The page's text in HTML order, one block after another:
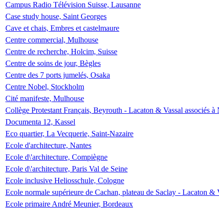
Campus Radio Télévision Suisse, Lausanne
Case study house, Saint Georges
Cave et chais, Embres et castelmaure
Centre commercial, Mulhouse
Centre de recherche, Holcim, Suisse
Centre de soins de jour, Bègles
Centre des 7 ports jumelés, Osaka
Centre Nobel, Stockholm
Cité manifeste, Mulhouse
Collège Protestant Français, Beyrouth - Lacaton & Vassal associés
Documenta 12, Kassel
Eco quartier, La Vecquerie, Saint-Nazaire
Ecole d'architecture, Nantes
Ecole d\'architecture, Compiègne
Ecole d\'architecture, Paris Val de Seine
Ecole inclusive Heliosschule, Cologne
Ecole normale supérieure de Cachan, plateau de Saclay - Lacaton &
Ecole primaire André Meunier, Bordeaux